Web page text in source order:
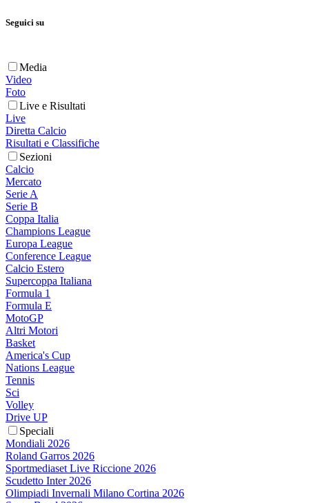
Seguici su
Media
Video
Foto
Live e Risultati
Live
Diretta Calcio
Risultati e Classifiche
Sezioni
Calcio
Mercato
Serie A
Serie B
Coppa Italia
Champions League
Europa League
Conference League
Calcio Estero
Supercoppa Italiana
Formula 1
Formula E
MotoGP
Altri Motori
Basket
America's Cup
Nations League
Tennis
Sci
Volley
Drive UP
Speciali
Mondiali 2026
Roland Garros 2026
Sportmediaset Live Riccione 2026
Scudetto Inter 2026
Olimpiadi Invernali Milano Cortina 2026